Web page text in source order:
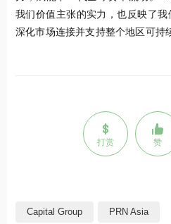
我们价值主张的实力，也反映了我
深化市场连接并支持整个地区可持
打赏 赞
Capital Group PRN Asia